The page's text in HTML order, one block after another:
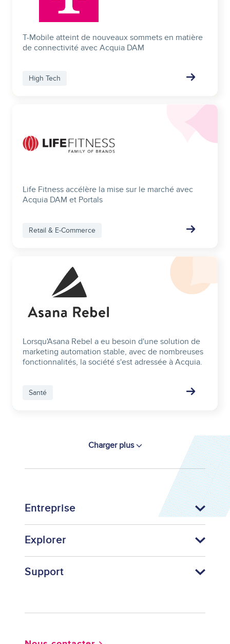
T-Mobile atteint de nouveaux sommets en matière
de connectivité avec Acquia DAM
High Tech
Life Fitness accélère la mise sur le marché avec
Acquia DAM et Portals
Retail & E-Commerce
Lorsqu'Asana Rebel a eu besoin d'une solution de
marketing automation stable, avec de nombreuses
fonctionnalités, la société s'est adressée à Acquia.
Santé
Charger plus
Entreprise
Explorer
Support